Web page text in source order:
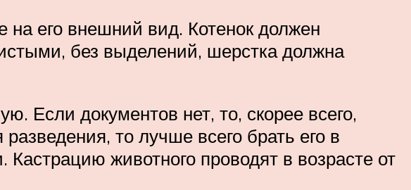
на его внешний вид. Котенок должен
без выделений, шерстка должна
Если документов нет, то, скорее всего,
то лучше всего брать его в
животного проводят в возрасте от